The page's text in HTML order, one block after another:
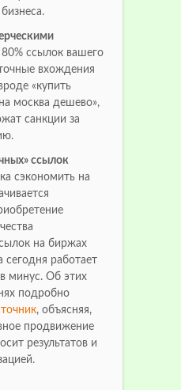
80% ссылок вашего
вхождения
«купить
москва дешево»,
санкции за
ссылок
сэкономить на
на биржах
сегодня работает
минус. Об этих
подробно
, объясняя,
продвижение
результатов и